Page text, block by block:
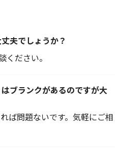
夫でしょうか？
ください。
ブランクがあるのですが大
ば問題ないです。気軽にご相